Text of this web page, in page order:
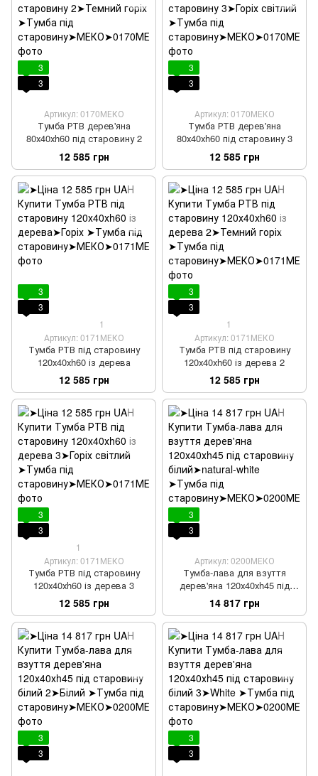
3
3
Артикул: 0170МЕКО
Тумба РТВ дерев'яна
80х40хh60 під старовину 2
12 585 грн
3
3
Артикул: 0170МЕКО
Тумба РТВ дерев'яна
80х40хh60 під старовину 3
12 585 грн
3
3
1
Артикул: 0171МЕКО
Тумба РТВ під старовину
120х40хh60 із дерева
12 585 грн
3
3
1
Артикул: 0171МЕКО
Тумба РТВ під старовину
120х40хh60 із дерева 2
12 585 грн
3
3
1
Артикул: 0171МЕКО
Тумба РТВ під старовину
120х40хh60 із дерева 3
12 585 грн
3
3
Артикул: 0200МЕКО
Тумба-лава для взуття
дерев'яна 120х40хh45 під
старовину білий
14 817 грн
3
3
3
3